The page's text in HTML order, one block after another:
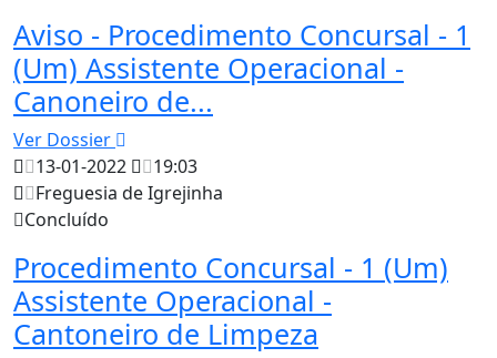
Aviso - Procedimento Concursal - 1
(Um) Assistente Operacional -
Canoneiro de...
Ver Dossier
13-01-2022
19:03
Freguesia de Igrejinha
Concluído
Procedimento Concursal - 1 (Um)
Assistente Operacional -
Cantoneiro de Limpeza